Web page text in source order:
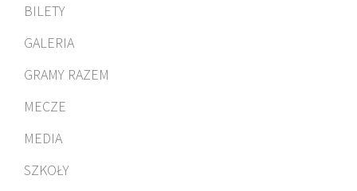
BILETY
GALERIA
GRAMY RAZEM
MECZE
MEDIA
SZKOŁY